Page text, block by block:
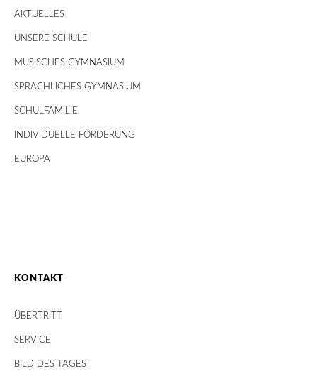
AKTUELLES
UNSERE SCHULE
MUSISCHES GYMNASIUM
SPRACHLICHES GYMNASIUM
SCHULFAMILIE
INDIVIDUELLE FÖRDERUNG
EUROPA
KONTAKT
ÜBERTRITT
SERVICE
BILD DES TAGES